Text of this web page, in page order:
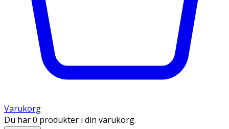
Varukorg
Du har 0 produkter i din varukorg.